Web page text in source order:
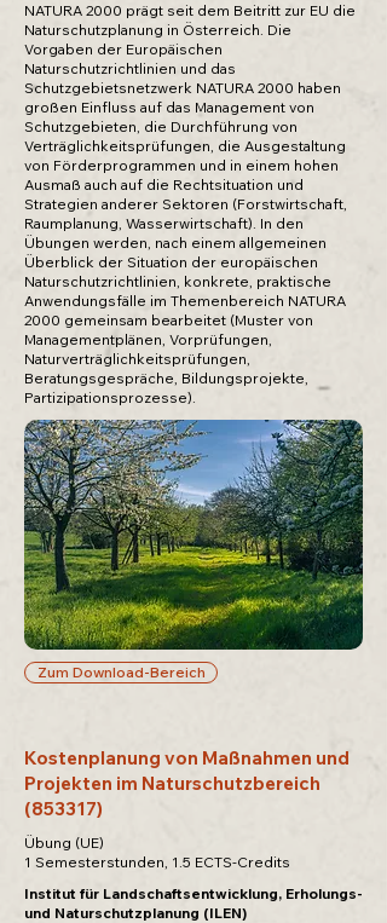
NATURA 2000 prägt seit dem Beitritt zur EU die
Naturschutzplanung in Österreich. Die
Vorgaben der Europäischen
Naturschutzrichtlinien und das
Schutzgebietsnetzwerk NATURA 2000 haben
großen Einfluss auf das Management von
Schutzgebieten, die Durchführung von
Verträglichkeitsprüfungen, die Ausgestaltung
von Förderprogrammen und in einem hohen
Ausmaß auch auf die Rechtsituation und
Strategien anderer Sektoren (Forstwirtschaft,
Raumplanung, Wasserwirtschaft). In den
Übungen werden, nach einem allgemeinen
Überblick der Situation der europäischen
Naturschutzrichtlinien, konkrete, praktische
Anwendungsfälle im Themenbereich NATURA
2000 gemeinsam bearbeitet (Muster von
Managementplänen, Vorprüfungen,
Naturverträglichkeitsprüfungen,
Beratungsgespräche, Bildungsprojekte,
Partizipationsprozesse).
Zum Download-Bereich
Kostenplanung von Maßnahmen und
Projekten im Naturschutzbereich
(853317)
Übung (UE)
1 Semesterstunden, 1.5 ECTS-Credits
Institut für Landschaftsentwicklung, Erholungs-
und Naturschutzplanung (ILEN)